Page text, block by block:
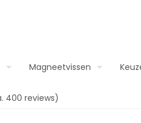
Magneetvissen
400 reviews)